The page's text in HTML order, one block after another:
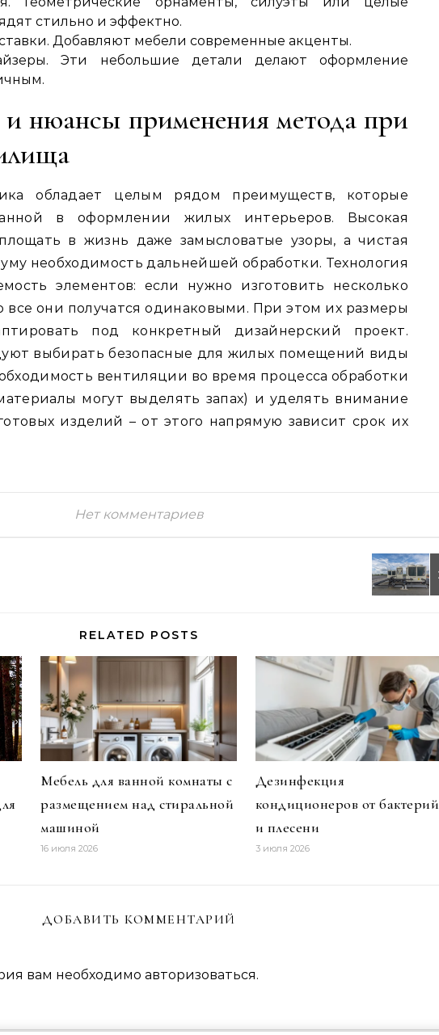
стильно и эффектно.
Добавляют мебели современные акценты.
Эти небольшие детали делают оформление
нюансы применения метода при
обладает целым рядом преимуществ, которые
в оформлении жилых интерьеров. Высокая
в жизнь даже замысловатые узоры, а чистая
необходимость дальнейшей обработки. Технология
элементов: если нужно изготовить несколько
все они получатся одинаковыми. При этом их размеры
под конкретный дизайнерский проект.
выбирать безопасные для жилых помещений виды
вентиляции во время процесса обработки
могут выделять запах) и уделять внимание
изделий – от этого напрямую зависит срок их
Нет комментариев
RELATED POSTS
Мебель для ванной комнаты с
размещением над стиральной
машиной
16 июля 2026
Дезинфекция
кондиционеров от бактерий
и плесени
3 июля 2026
ДОБАВИТЬ КОММЕНТАРИЙ
вам необходимо авторизоваться.